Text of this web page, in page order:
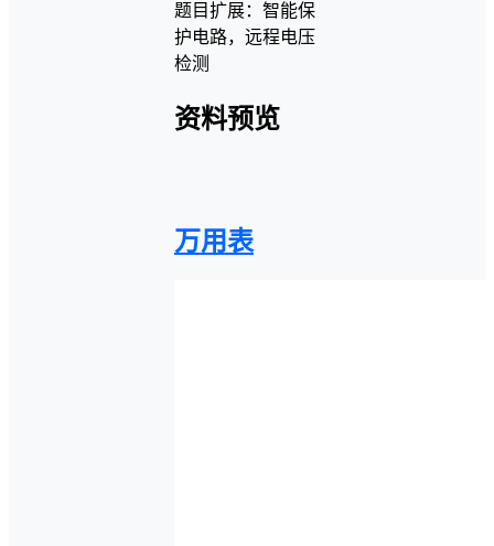
题目扩展：智能保
护电路，远程电压
检测
资料预览
万用表